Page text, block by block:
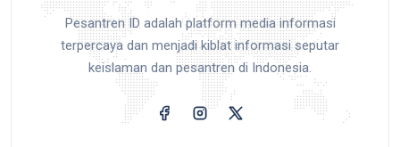
Pesantren ID adalah platform media informasi
terpercaya dan menjadi kiblat informasi seputar
keislaman dan pesantren di Indonesia.